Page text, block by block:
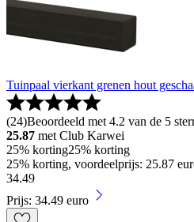
Tuinpaal vierkant grenen hout
(24)Beoordeeld met 4.2 van de 5
25.87 met Club Karwei
25% korting25% korting
25% korting, voordeelprijs: 25.87
34.49
Prijs: 34.49 euro